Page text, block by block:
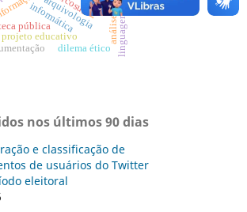
pública
informática
arquivologia
projeto educativo
dilema ético
nos últimos 90 dias
e classificação de
de usuários do Twitter
eleitoral